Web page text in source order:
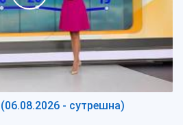
- сутрешна)